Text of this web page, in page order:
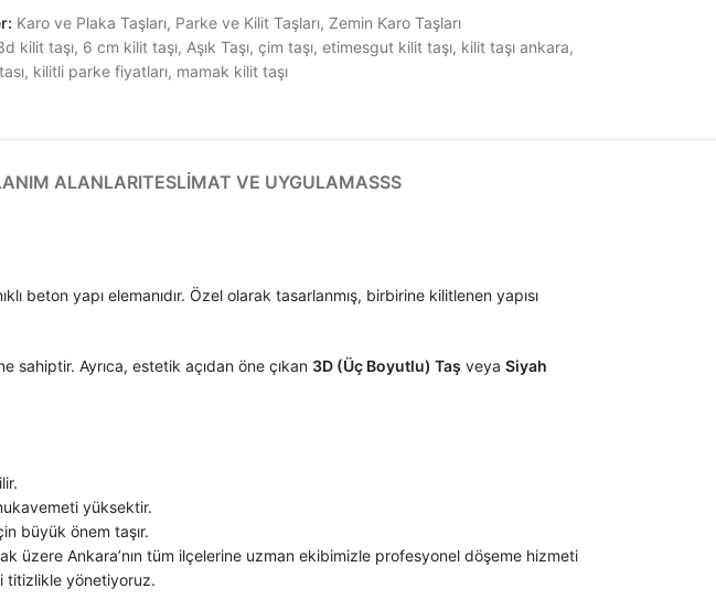
Karo ve Plaka Taşları, Parke ve Kilit Taşları, Zemin Karo Taşları
kilit taşı, 6 cm kilit taşı, Aşık Taşı, çim taşı, etimesgut kilit taşı, kilit taşı ankara,
, kilitli parke fiyatları, mamak kilit taşı
ALANLARITESLIMAT VE UYGULAMASSS
beton yapı elemanıdır. Özel olarak tasarlanmış, birbirine kilitlenen yapısı
sahiptir. Ayrıca, estetik açıdan öne çıkan 3D (Üç Boyutlu) Taş veya Siyah
yüksektir.
büyük önem taşır.
üzere Ankara’nın tüm ilçelerine uzman ekibimizle profesyonel döşeme hizmeti
titizlikle yönetiyoruz.